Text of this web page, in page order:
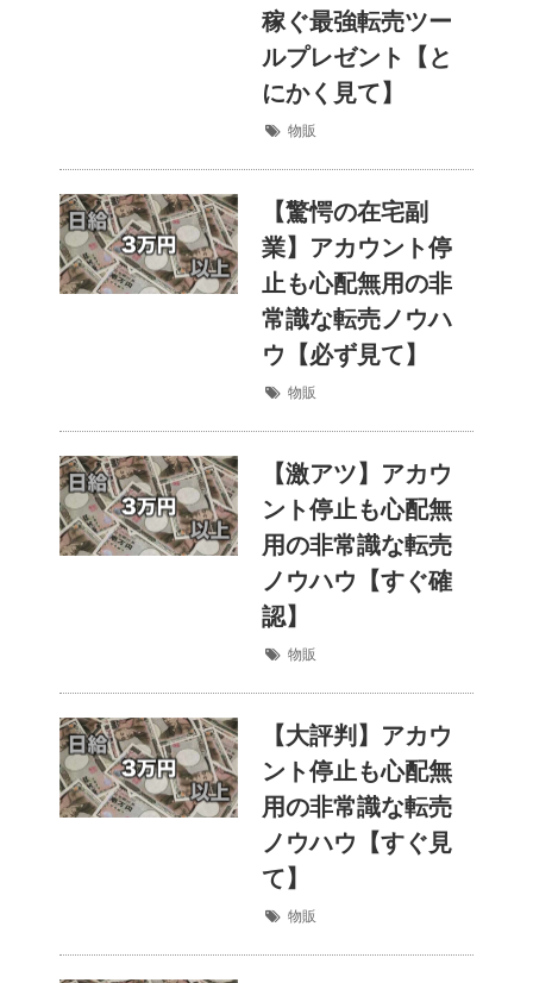
稼ぐ最強転売ツー
ルプレゼント【と
にかく見て】
物販
【驚愕の在宅副
業】アカウント停
止も心配無用の非
常識な転売ノウハ
ウ【必ず見て】
物販
【激アツ】アカウ
ント停止も心配無
用の非常識な転売
ノウハウ【すぐ確
認】
物販
【大評判】アカウ
ント停止も心配無
用の非常識な転売
ノウハウ【すぐ見
て】
物販